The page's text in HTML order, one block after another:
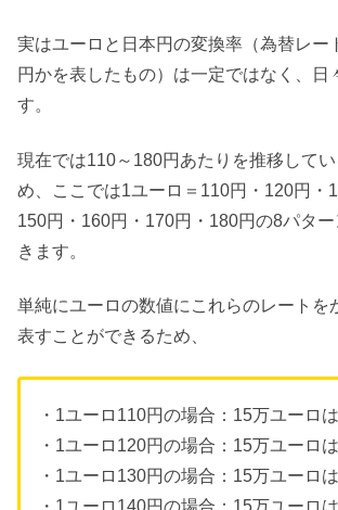
実はユーロと日本円の変換率（為替レー
円かを表したもの）は一定ではなく、日
す。
現在では110～180円あたりを推移して
め、ここでは1ユーロ＝110円・120円・
150円・160円・170円・180円の8パタ
きます。
単純にユーロの数値にこれらのレートを
表すことができるため、
・1ユーロ110円の場合：15万ユーロ
・1ユーロ120円の場合：15万ユーロ
・1ユーロ130円の場合：15万ユーロ
・1ユーロ140円の場合：15万ユーロ